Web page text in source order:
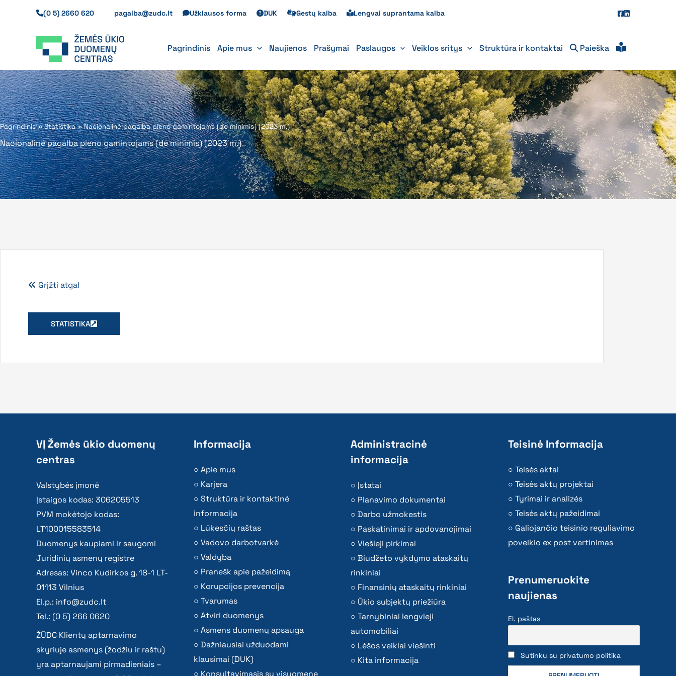
(0 5) 2660 620 pagalba@zudc.lt Užklausos forma DUK Gestų kalba Lengvai suprantama kalba
Pagrindinis Apie mus Naujienos Prašymai Paslaugos Veiklos sritys Struktūra ir kontaktai Paieška
Pagrindinis»Statistika»Nacionalinė pagalba pieno gamintojams (de minimis) (2023 m.)
Nacionalinė pagalba pieno gamintojams (de minimis) (2023 m.)
Grįžti atgal
STATISTIKA
VĮ Žemės ūkio duomenų
centras
Valstybės įmonė
Įstaigos kodas: 306205513
PVM mokėtojo kodas:
LT100015583514
Duomenys kaupiami ir saugomi
Juridinių asmenų registre
Adresas: Vinco Kudirkos g. 18-1 LT-
01113 Vilnius
El.p.: info@zudc.lt
Tel.: (0 5) 266 0620
ŽŪDC Klientų aptarnavimo
skyriuje asmenys (žodžiu ir raštu)
yra aptarnaujami pirmadieniais –
Informacija
Apie mus
Karjera
Struktūra ir kontaktinė
informacija
Lūkesčių raštas
Vadovo darbotvarkė
Valdyba
Pranešk apie pažeidimą
Korupcijos prevencija
Tvarumas
Atviri duomenys
Asmens duomenų apsauga
Dažniausiai užduodami
klausimai (DUK)
Administracinė
informacija
Įstatai
Planavimo dokumentai
Darbo užmokestis
Paskatinimai ir apdovanojimai
Viešieji pirkimai
Biudžeto vykdymo ataskaitų
rinkiniai
Finansinių ataskaitų rinkiniai
Ūkio subjektų priežiūra
Tarnybiniai lengvieji
automobiliai
Lėšos veiklai viešinti
Kita informacija
Teisinė Informacija
Teisės aktai
Teisės aktų projektai
Tyrimai ir analizės
Teisės aktų pažeidimai
Galiojančio teisinio reguliavimo
poveikio ex post vertinimas
Prenumeruokite
naujienas
El. paštas
Sutinku su privatumo politika